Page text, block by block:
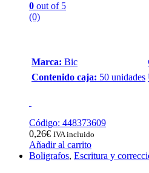
0 out of 5
(0)
Marca: Bic
Contenido caja: 50 unidades
Código: 448373609
0,26€ IVA incluido
Añadir al carrito
Boligrafos, Escritura y